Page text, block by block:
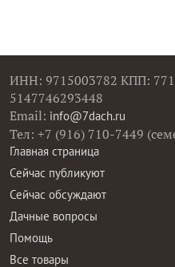
ИНН: 9715003782 КПП:
5147746293448
Email: info@7dach.ru
Тел: +7 (916) 710-7449
Главная страница
Сейчас публикуют
Сейчас обсуждают
Дачные вопросы
Помощь
Все товары